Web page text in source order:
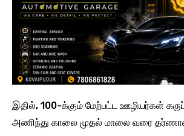
இதில், 100-க்கும் மேற்பட்ட ஊழியர்கள்
அணிந்து காலை முதல் மாலை வரை